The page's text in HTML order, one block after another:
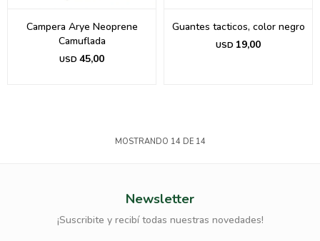
Campera Arye Neoprene
Camuflada
USD 45,00
Guantes tacticos, color negro
USD 19,00
MOSTRANDO 14 DE 14
Newsletter
¡Suscribite y recibí todas nuestras novedades!